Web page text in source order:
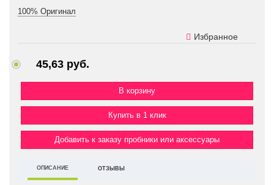
100% Оригинал
Избранное
45,63 руб.
Купить в 1 клик
Добавить к заказу пробники или аксессуары
ОПИСАНИЕ ОТЗЫВЫ